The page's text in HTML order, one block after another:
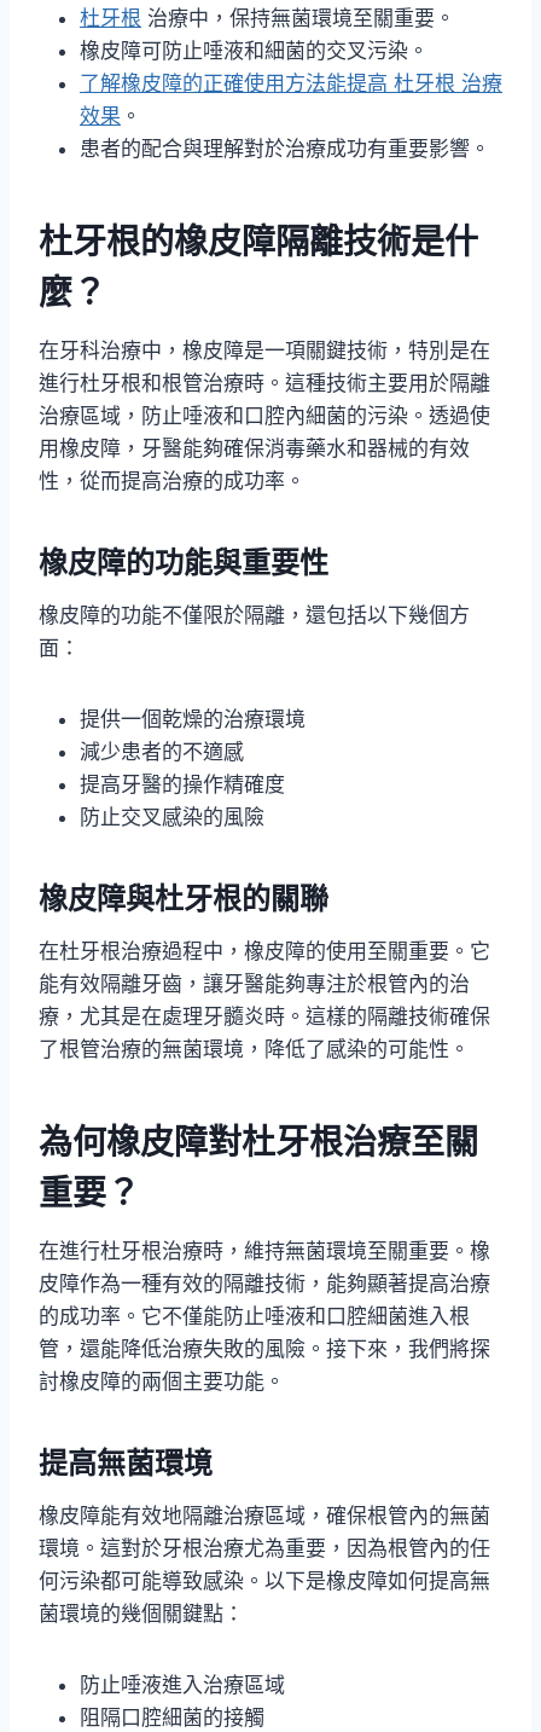
杜牙根 治療中，保持無菌環境至關重要。
橡皮障可防止唾液和細菌的交叉污染。
了解橡皮障的正確使用方法能提高 杜牙根 治療
效果 。
患者的配合與理解對於治療成功有重要影響。
杜牙根的橡皮障隔離技術是什
麼？
在牙科治療中，橡皮障是一項關鍵技術，特別是在
進行杜牙根和根管治療時。這種技術主要用於隔離
治療區域，防止唾液和口腔內細菌的污染。透過使
用橡皮障，牙醫能夠確保消毒藥水和器械的有效
性，從而提高治療的成功率。
橡皮障的功能與重要性
橡皮障的功能不僅限於隔離，還包括以下幾個方
面：
提供一個乾燥的治療環境
減少患者的不適感
提高牙醫的操作精確度
防止交叉感染的風險
橡皮障與杜牙根的關聯
在杜牙根治療過程中，橡皮障的使用至關重要。它
能有效隔離牙齒，讓牙醫能夠專注於根管內的治
療，尤其是在處理牙髓炎時。這樣的隔離技術確保
了根管治療的無菌環境，降低了感染的可能性。
為何橡皮障對杜牙根治療至關
重要？
在進行杜牙根治療時，維持無菌環境至關重要。橡
皮障作為一種有效的隔離技術，能夠顯著提高治療
的成功率。它不僅能防止唾液和口腔細菌進入根
管，還能降低治療失敗的風險。接下來，我們將探
討橡皮障的兩個主要功能。
提高無菌環境
橡皮障能有效地隔離治療區域，確保根管內的無菌
環境。這對於牙根治療尤為重要，因為根管內的任
何污染都可能導致感染。以下是橡皮障如何提高無
菌環境的幾個關鍵點：
防止唾液進入治療區域
阻隔口腔細菌的接觸